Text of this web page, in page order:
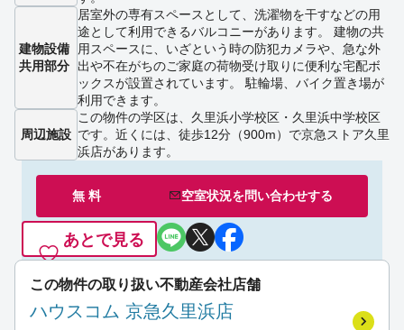
建物設備
共用部分
居室外の専有スペースとして、洗濯物を干すなどの用
途として利用できるバルコニーがあります。 建物の共
用スペースに、いざという時の防犯カメラや、急な外
出や不在がちのご家庭の荷物受け取りに便利な宅配ボ
ックスが設置されています。 駐輪場、バイク置き場が
利用できます。
周辺施設
この物件の学区は、久里浜小学校区・久里浜中学校区
です。近くには、徒歩12分（900m）で京急ストア久里
浜店があります。
無 料 空室状況を問い合わせする
あとで見る
この物件の取り扱い不動産会社店舗
ハウスコム 京急久里浜店